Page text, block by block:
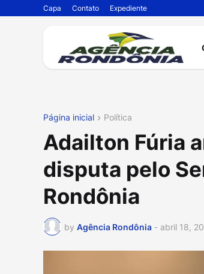
Capa Contato Expediente
Página inicial Política
Adailton Fúria
disputa pelo
Rondônia
by Agência Rondônia - abril 18,